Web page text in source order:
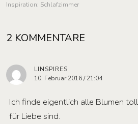
Inspiration: Schlafzimmer
2 KOMMENTARE
LINSPIRES
10. Februar 2016 / 21:04
Ich finde eigentlich alle Blumen
für Liebe sind.